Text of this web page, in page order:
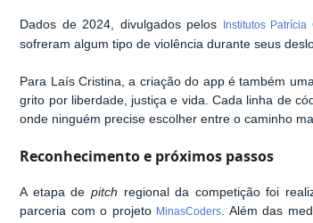
Dados de 2024, divulgados pelos Institutos Patrícia
sofreram algum tipo de violência durante seus
Para Laís Cristina, a criação do app é também
grito por liberdade, justiça e vida. Cada linha de
onde ninguém precise escolher entre o caminho
Reconhecimento e próximos passos
A etapa depitch regional da competição foi
parceria com o projeto MinasCoders. Além das